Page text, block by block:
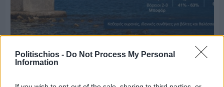
Politischios - Do Not Process My Personal
Information
Ο καιρός στη Χίο, σήμερα 3 Αυγούστου 2026